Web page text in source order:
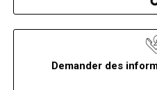
Demander des